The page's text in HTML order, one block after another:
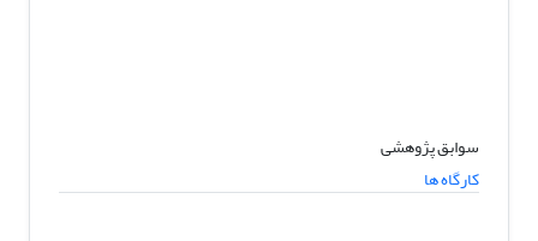
سوابق پژوهشی
کارگاه ها